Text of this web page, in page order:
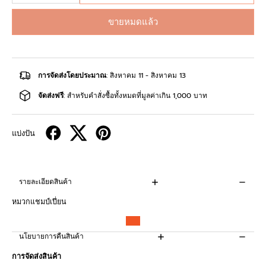
ขายหมดแล้ว
การจัดส่งโดยประมาณ: สิงหาคม 11 - สิงหาคม 13
จัดส่งฟรี: สำหรับคำสั่งซื้อทั้งหมดที่มูลค่าเกิน 1,000 บาท
แบ่งปัน
รายละเอียดสินค้า
หมวกแชมป์เปี่ยน
นโยบายการคืนสินค้า
การจัดส่งสินค้า